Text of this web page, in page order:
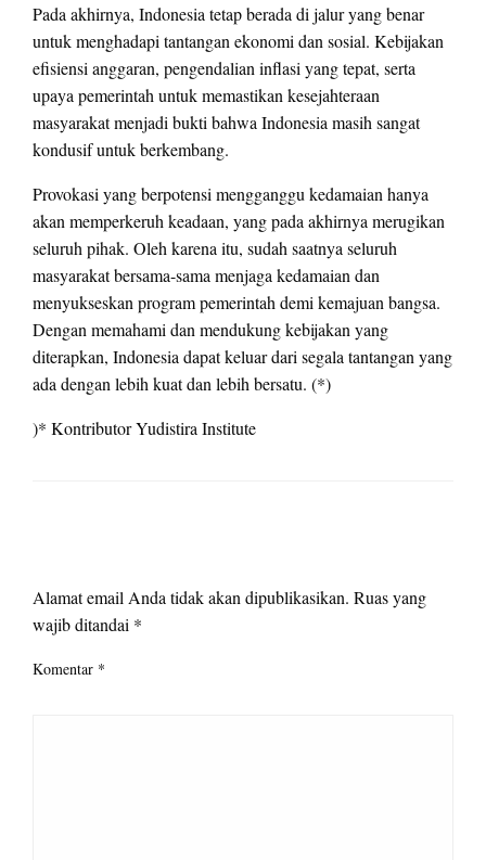
Pada akhirnya, Indonesia tetap berada di jalur yang benar
untuk menghadapi tantangan ekonomi dan sosial. Kebijakan
efisiensi anggaran, pengendalian inflasi yang tepat, serta
upaya pemerintah untuk memastikan kesejahteraan
masyarakat menjadi bukti bahwa Indonesia masih sangat
kondusif untuk berkembang.
Provokasi yang berpotensi mengganggu kedamaian hanya
akan memperkeruh keadaan, yang pada akhirnya merugikan
seluruh pihak. Oleh karena itu, sudah saatnya seluruh
masyarakat bersama-sama menjaga kedamaian dan
menyukseskan program pemerintah demi kemajuan bangsa.
Dengan memahami dan mendukung kebijakan yang
diterapkan, Indonesia dapat keluar dari segala tantangan yang
ada dengan lebih kuat dan lebih bersatu. (*)
)* Kontributor Yudistira Institute
Alamat email Anda tidak akan dipublikasikan. Ruas yang
wajib ditandai *
Komentar *